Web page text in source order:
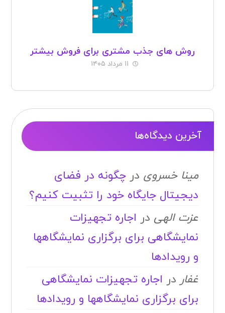
روش های جذب مشتری برای فروش بیشتر
۱۱ مرداد ۱۴۰۵
آخرین دیدگاه‌ها
مینا خسروی درچگونه در فضای
دیجیتال جایگاه خود را تثبیت کنیم؟
عزت الهی در اجاره تجهیزات
نمایشگاهی برای برگزاری نمایشگاهها
و رویدادها
غفار در اجاره تجهیزات نمایشگاهی
برای برگزاری نمایشگاهها و رویدادها